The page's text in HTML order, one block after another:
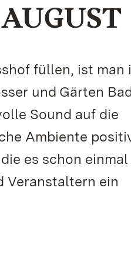
füllen, ist man
und Gärten
Sound auf die
Ambiente
es schon
Veranstaltern ein